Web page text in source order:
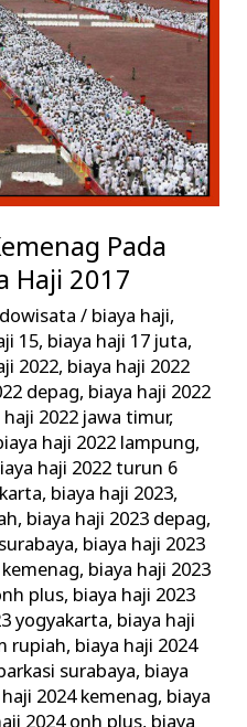
Pada
Haji 2017
/ biaya haji,
15, biaya haji 17 juta,
2022, biaya haji 2022
depag, biaya haji 2022
haji 2022 jawa timur,
haji 2022 lampung,
haji 2022 turun 6
, biaya haji 2023,
, biaya haji 2023 depag,
, biaya haji 2023
, biaya haji 2023
plus, biaya haji 2023
yogyakarta, biaya haji
rupiah, biaya haji 2024
surabaya, biaya
2024 kemenag, biaya